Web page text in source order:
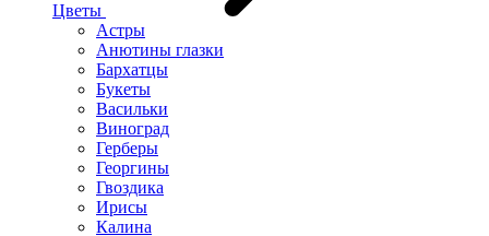
Цветы
Астры
Анютины глазки
Бархатцы
Букеты
Васильки
Виноград
Герберы
Георгины
Гвоздика
Ирисы
Калина